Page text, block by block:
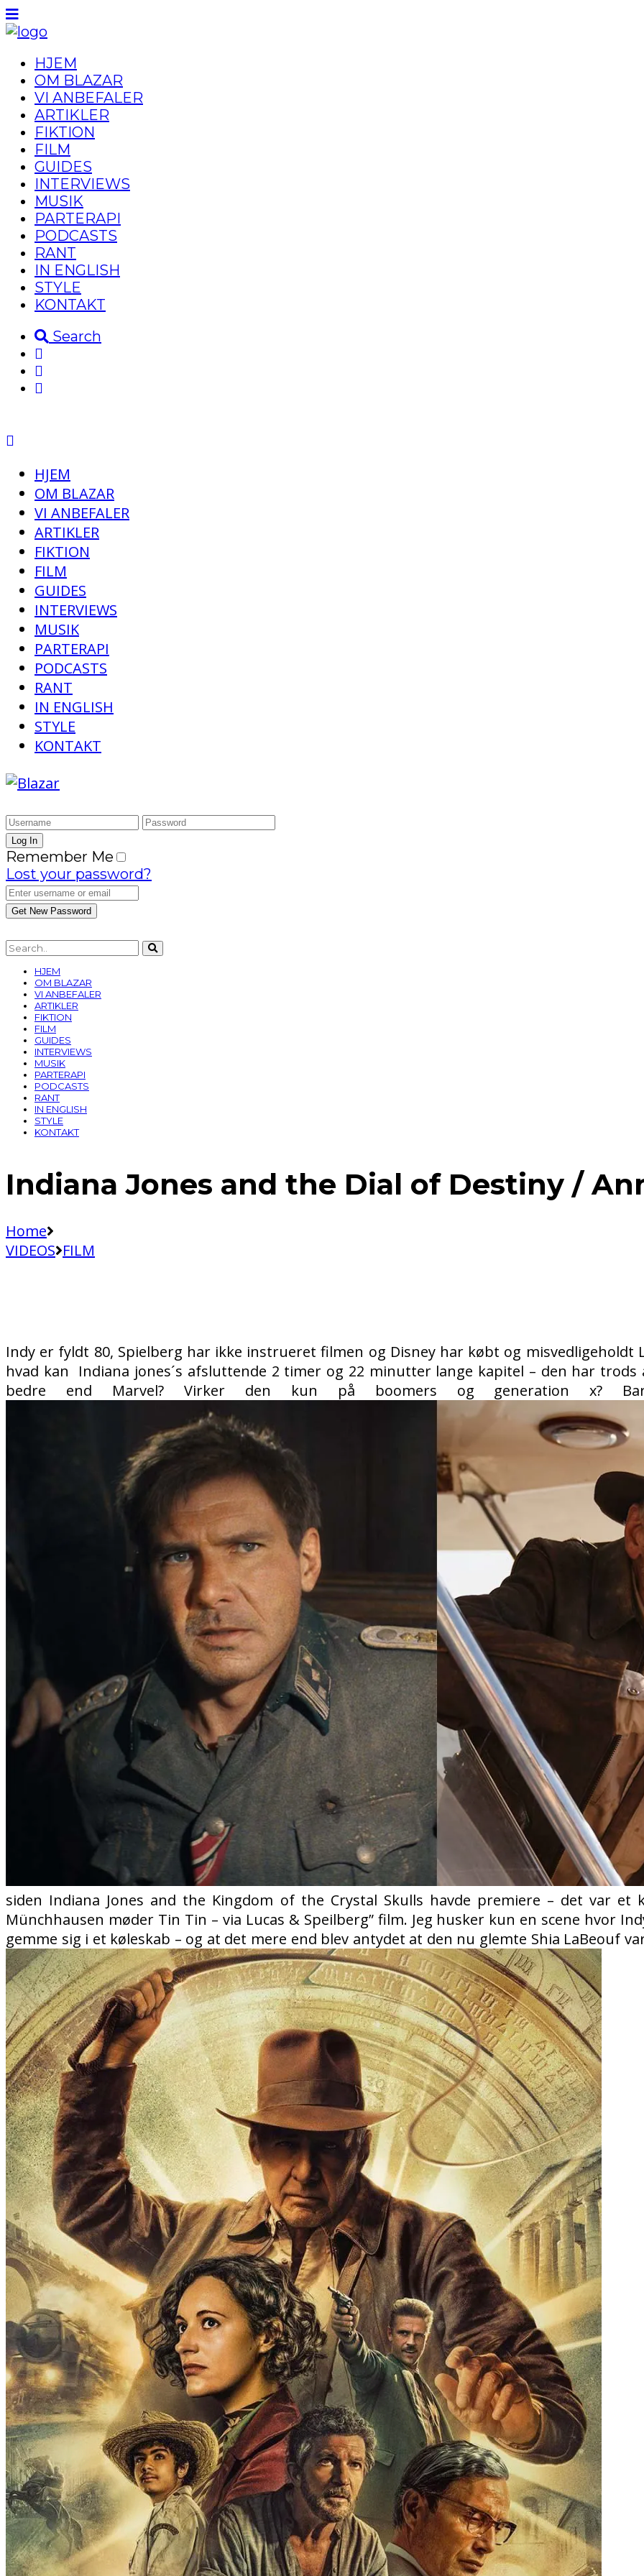
HJEM
OM BLAZAR
VI ANBEFALER
ARTIKLER
FIKTION
FILM
GUIDES
INTERVIEWS
MUSIK
PARTERAPI
PODCASTS
RANT
IN ENGLISH
STYLE
KONTAKT
Search
HJEM
OM BLAZAR
VI ANBEFALER
ARTIKLER
FIKTION
FILM
GUIDES
INTERVIEWS
MUSIK
PARTERAPI
PODCASTS
RANT
IN ENGLISH
STYLE
KONTAKT
Remember Me
Lost your password?
HJEM
OM BLAZAR
VI ANBEFALER
ARTIKLER
FIKTION
FILM
GUIDES
INTERVIEWS
MUSIK
PARTERAPI
PODCASTS
RANT
IN ENGLISH
STYLE
KONTAKT
Indiana Jones and the Dial of Destiny /
Home
VIDEOS FILM
Indy er fyldt 80, Spielberg har ikke instrueret filmen og Disney har købt og misvedligeholdt
hvad kan Indiana jones´s afsluttende 2 timer og 22 minutter lange kapitel – den har trods
bedre end Marvel? Virker den kun på boomers og generation x?
siden Indiana Jones and the Kingdom of the Crystal Skulls havde premiere – det var
Münchhausen møder Tin Tin – via Lucas & Speilberg” film. Jeg husker kun en scene hvor
gemme sig i et køleskab – og at det mere end blev antydet at den nu glemte Shia LaBeouf